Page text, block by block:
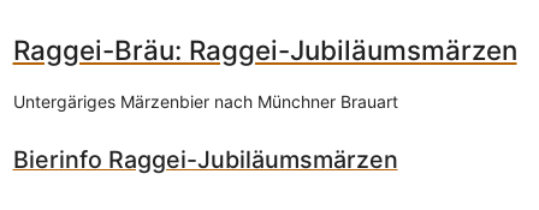
Raggei-Bräu: Raggei-Jubiläumsmärzen
Untergäriges Märzenbier nach Münchner Brauart
Bierinfo Raggei-Jubiläumsmärzen